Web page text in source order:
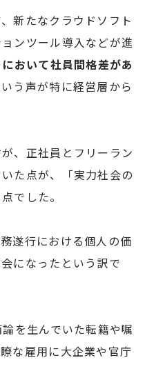
新たなクラウドソフト
ンツール導入などが進
おいて社員間格差があ
いう声が特に経営層から
、正社員とフリーラン
た点が、「実力社会の
でした。
遂行における個人の価
になったという訳で
を生んでいた転籍や嘱
な雇用に大企業や官庁